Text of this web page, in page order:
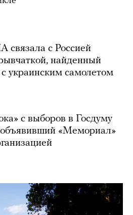
связала с Россией
найденный
украинским самолетом
с выборов в Госдуму
объявивший «Мемориал»